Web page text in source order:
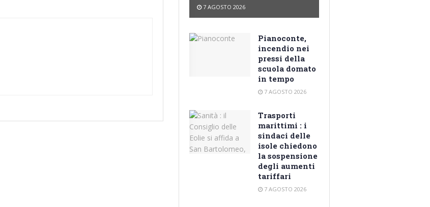
7 AGOSTO 2026
Pianoconte,
incendio nei
pressi della
scuola domato
in tempo
7 AGOSTO 2026
Trasporti
marittimi : i
sindaci delle
isole chiedono
la sospensione
degli aumenti
tariffari
7 AGOSTO 2026